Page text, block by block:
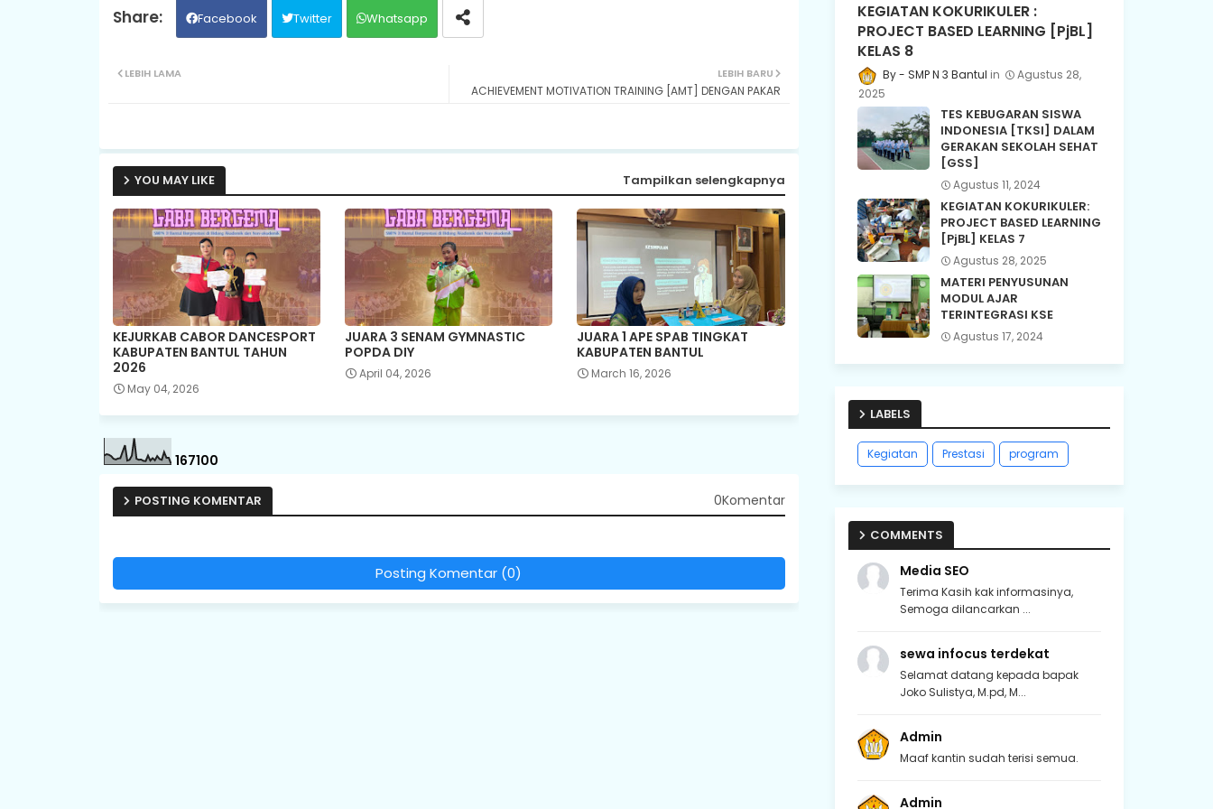
Facebook Twitter Whatsapp
LEBIH BARU
ACHIEVEMENT MOTIVATION TRAINING [AMT] DENGAN PAKAR
LEBIH LAMA
YOU MAY LIKE Tampilkan selengkapnya
KEJURKAB CABOR DANCESPORT
KABUPATEN BANTUL TAHUN
2026
May 04, 2026
JUARA 3 SENAM GYMNASTIC
POPDA DIY
April 04, 2026
JUARA 1 APE SPAB TINGKAT
KABUPATEN BANTUL
March 16, 2026
167100
POSTING KOMENTAR 0Komentar
Posting Komentar (0)
KEGIATAN KOKURIKULER :
PROJECT BASED LEARNING [PjBL]
KELAS 8
SMP N 3 Bantul
Agustus 28,
2025
TES KEBUGARAN SISWA
INDONESIA [TKSI] DALAM
GERAKAN SEKOLAH SEHAT
[GSS]
Agustus 11, 2024
KEGIATAN KOKURIKULER:
PROJECT BASED LEARNING
[PjBL] KELAS 7
Agustus 28, 2025
MATERI PENYUSUNAN
MODUL AJAR
TERINTEGRASI KSE
Agustus 17, 2024
LABELS
Kegiatan Prestasi program
COMMENTS
Media SEO
Terima Kasih kak informasinya,
Semoga dilancarkan ...
sewa infocus terdekat
Selamat datang kepada bapak
Joko Sulistya, M.pd, M...
Admin
Maaf kantin sudah terisi semua.
Admin